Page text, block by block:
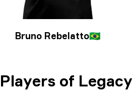
Bruno Rebelatto🇧🇷
Players of Legacy